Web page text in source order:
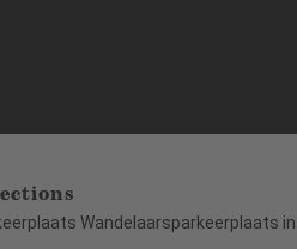
Wandelaarsparkeerplaats